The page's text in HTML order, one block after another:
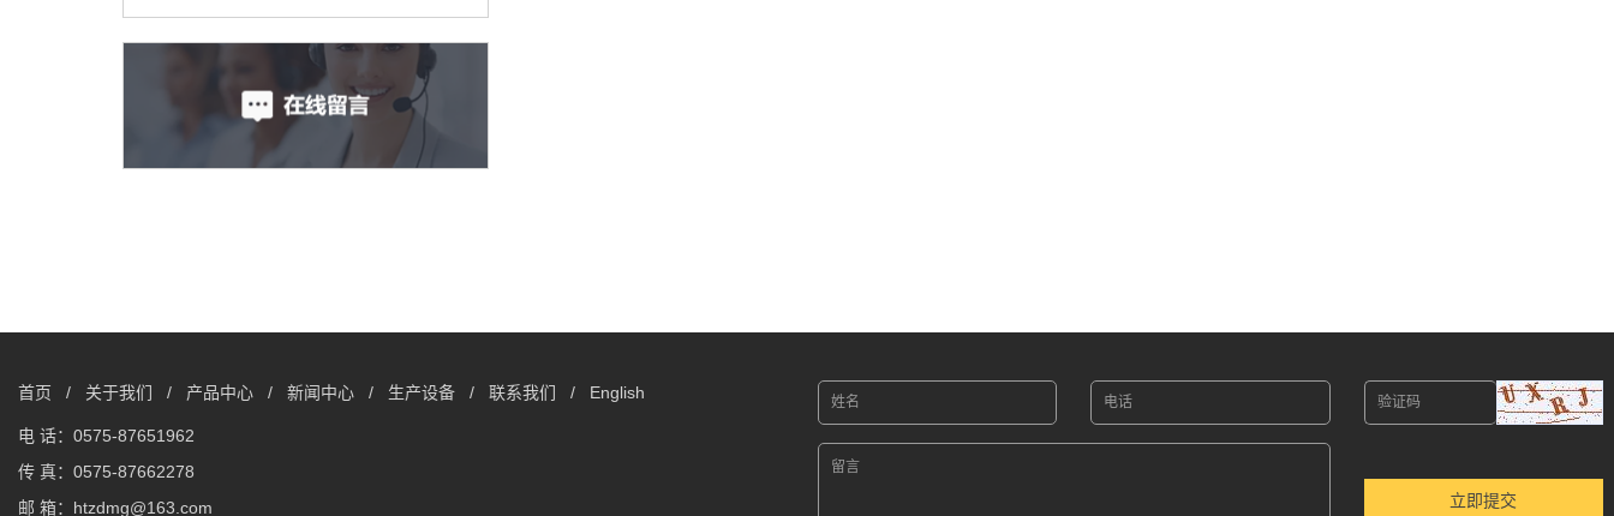
首页 / 关于我们 / 产品中心 / 新闻中心 / 生产设备 / 联系我们 / English
电 话：0575-87651962
传 真：0575-87662278
邮 箱：htzdmg@163.com